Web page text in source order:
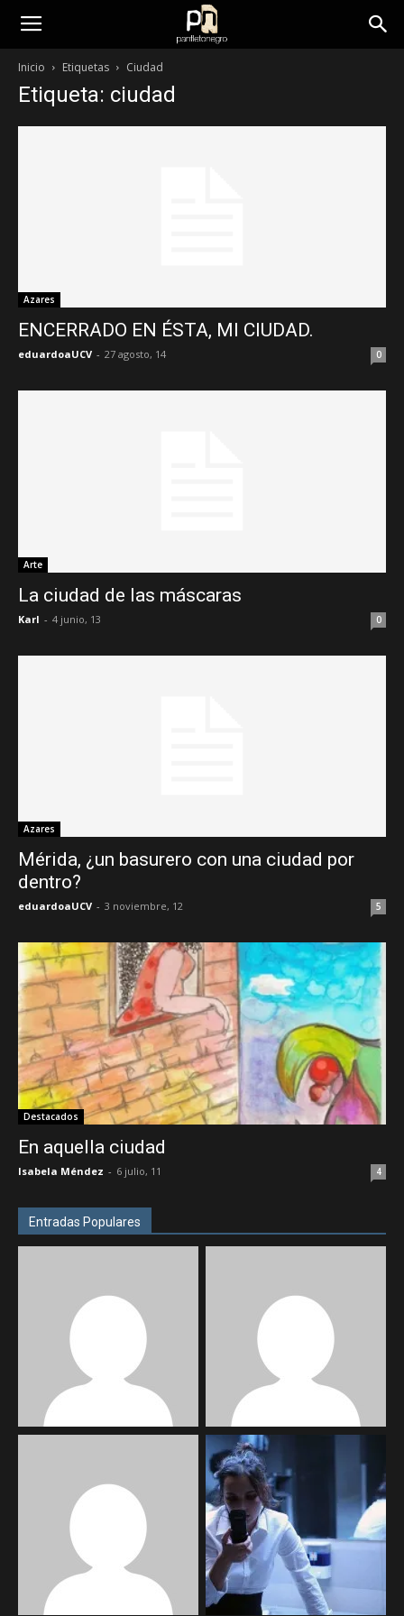
panfletonegro
Inicio Etiquetas Ciudad
Etiqueta: ciudad
Azares
ENCERRADO EN ÉSTA, MI CIUDAD.
eduardoaUCV - 27 agosto, 14 0
Arte
La ciudad de las máscaras
Karl - 4 junio, 13 0
Azares
Mérida, ¿un basurero con una ciudad por
dentro?
eduardoaUCV - 3 noviembre, 12 5
Destacados
En aquella ciudad
Isabela Méndez - 6 julio, 11 4
Entradas Populares